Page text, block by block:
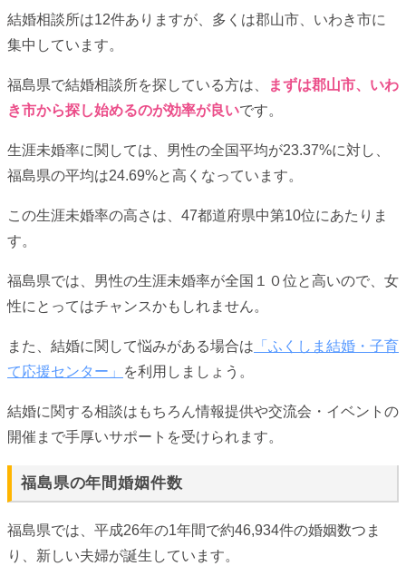
結婚相談所は12件ありますが、多くは郡山市、いわき市に
集中しています。
福島県で結婚相談所を探している方は、
まずは郡山市、いわ
き市から探し始めるのが効率が良いです。
生涯未婚率に関しては、男性の全国平均が23.37%に対し、
福島県の平均は24.69%と高くなっています。
この生涯未婚率の高さは、47都道府県中第10位にあたりま
す。
福島県では、男性の生涯未婚率が全国１０位と高いので、女
性にとってはチャンスかもしれません。
また、結婚に関して悩みがある場合は 「ふくしま結婚・子育
て応援センター」
を利用しましょう。
結婚に関する相談はもちろん情報提供や交流会・イベントの
開催まで手厚いサポートを受けられます。
福島県の年間婚姻件数
福島県では、平成26年の1年間で約46,934件の婚姻数つま
り、新しい夫婦が誕生しています。